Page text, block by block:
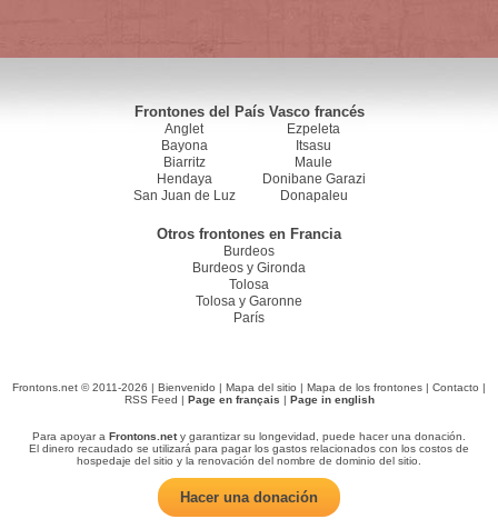
Frontones del País Vasco francés
Anglet
Bayona
Biarritz
Hendaya
San Juan de Luz
Ezpeleta
Itsasu
Maule
Donibane Garazi
Donapaleu
Otros frontones en Francia
Burdeos
Burdeos y Gironda
Tolosa
Tolosa y Garonne
París
Frontons.net © 2011-2026 | Bienvenido | Mapa del sitio | Mapa de los frontones | Contacto |
RSS Feed | Page en français | Page in english
Para apoyar a Frontons.nety garantizar su longevidad, puede hacer una donación.
El dinero recaudado se utilizará para pagar los gastos relacionados con los costos de
hospedaje del sitio y la renovación del nombre de dominio del sitio.
Hacer una donación